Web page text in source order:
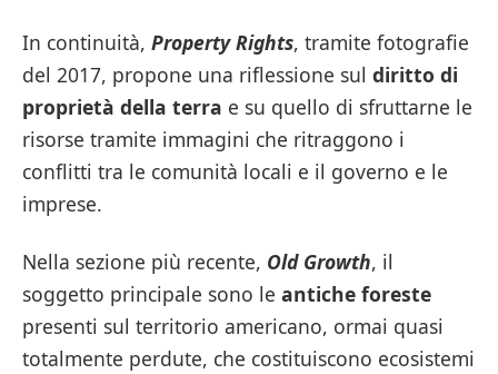
In continuità, Property Rights, tramite fotografie
del 2017, propone una riflessione sul diritto di
proprietà della terra e su quello di sfruttarne le
risorse tramite immagini che ritraggono i
conflitti tra le comunità locali e il governo e le
imprese.
Nella sezione più recente, Old Growth, il
soggetto principale sono le antiche foreste
presenti sul territorio americano, ormai quasi
totalmente perdute, che costituiscono ecosistemi